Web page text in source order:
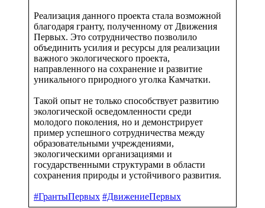
Реализация данного проекта стала возможной
благодаря гранту, полученному от Движения
Первых. Это сотрудничество позволило
объединить усилия и ресурсы для реализации
важного экологического проекта,
направленного на сохранение и развитие
уникального природного уголка Камчатки.
Такой опыт не только способствует развитию
экологической осведомленности среди
молодого поколения, но и демонстрирует
пример успешного сотрудничества между
образовательными учреждениями,
экологическими организациями и
государственными структурами в области
сохранения природы и устойчивого развития.
#ГрантыПервых #ДвижениеПервых